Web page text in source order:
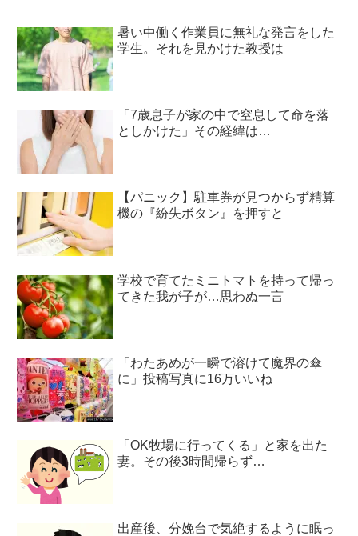
暑い中働く作業員に無礼な発言をした
学生。それを見かけた教授は
「7歳息子が家の中で窒息して命を落
としかけた」その経緯は…
【パニック】駐車券が見つからず精算
機の『紛失ボタン』を押すと
学校で育てたミニトマトを持って帰っ
てきた我が子が…思わぬ一言
「わたあめが一瞬で溶けて魔界の傘
に」投稿写真に16万いいね
「OK牧場に行ってくる」と家を出た
妻。その後3時間帰らず…
出産後、分娩台で気絶するように眠っ